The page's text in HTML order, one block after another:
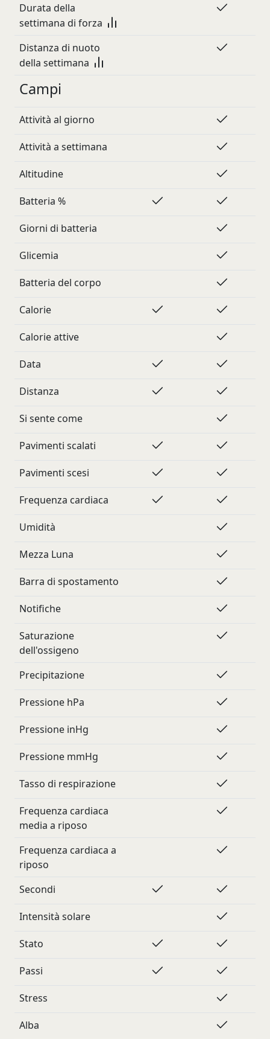
Durata della
settimana di forza
Distanza di nuoto
della settimana
Campi
Attività al giorno
Attività a settimana
Altitudine
Batteria %
Giorni di batteria
Glicemia
Batteria del corpo
Calorie
Calorie attive
Data
Distanza
Si sente come
Pavimenti scalati
Pavimenti scesi
Frequenza cardiaca
Umidità
Mezza Luna
Barra di spostamento
Notifiche
Saturazione
dell'ossigeno
Precipitazione
Pressione hPa
Pressione inHg
Pressione mmHg
Tasso di respirazione
Frequenza cardiaca
media a riposo
Frequenza cardiaca a
riposo
Secondi
Intensità solare
Stato
Passi
Stress
Alba